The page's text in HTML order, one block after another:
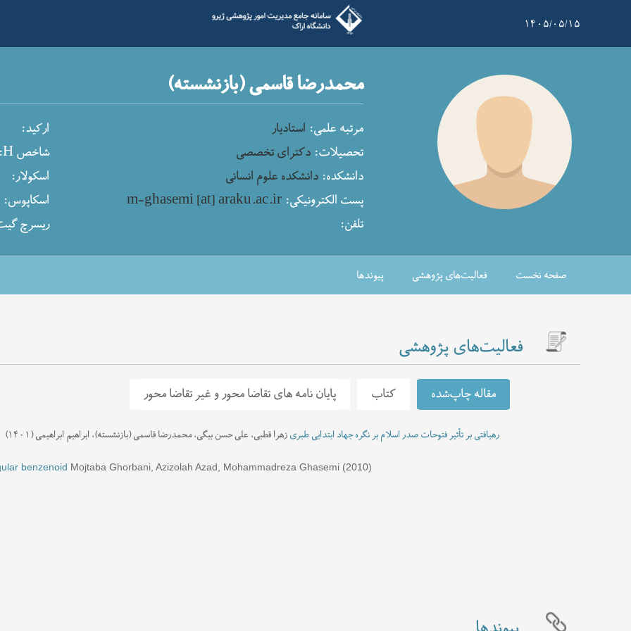
۱۴۰۵/۰۵/۱۵
محمدرضا قاسمی (بازنشسته)
مرتبه علمی: استادیار
ارکید:
تحصیلات: دکترای تخصصی
شاخص H:
دانشکده: دانشکده علوم انسانی
اسکولار:
پست الکترونیکی: m-ghasemi [at] araku.ac.ir
اسکاپوس:
تلفن:
ریسرچ
صفحه نخست فعالیت‌های پژوهشی پیوندها
فعالیت‌های پژوهشی
مقاله چاپ‌شده کتاب پایان نامه های تقاضا محور و غیر تقاضا محور
رهیافتی بر تأثیر فتوحات صدر اسلام بر نگره جهاد ابتدایی طبریزهرا قطبی، علی حسن بیگی، محمدرضا قاسمی (بازنشسته)، ابراهیم ابراهیمی (۱۴۰۱)
benzenoid Mojtaba Ghorbani, Azizolah Azad, Mohammadreza Ghasemi (2010)
خالق هستیمحمدرضا قاسمی (بازنشسته) (۱۳۸۸)
بررسی تأثیر فتوحات خلفای نخستین بر فهم مفسران و فقیهان ازآیات جهاد (با تأکید بر طبری و شافعی)علی حسن بیگی، محمدرضا قاسمی (بازنشسته)، زهرا
بررسی عوامل فرزندکشی در عصر نزول و راهکارهای مقابله قرآن ، حدیث با آنعلی حسن بیگی، محمدرضا قاسمی (بازنشسته)، فاطمه مقدسی (۱۴۰۱)